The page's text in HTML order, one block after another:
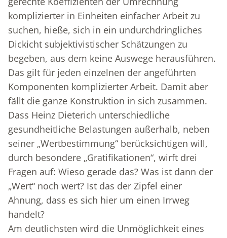
komplizierter in Einheiten einfacher Arbeit zu
suchen, hieße, sich in ein undurchdringliches
Dickicht subjektivistischer Schätzungen zu
begeben, aus dem keine Auswege herausführen.
Das gilt für jeden einzelnen der angeführten
Komponenten komplizierter Arbeit. Damit aber
fällt die ganze Konstruktion in sich zusammen.
Dass Heinz Dieterich unterschiedliche
gesundheitliche Belastungen außerhalb, neben
seiner „Wertbestimmung“ berücksichtigen will,
durch besondere „Gratifikationen“, wirft drei
Fragen auf: Wieso gerade das? Was ist dann der
„Wert“ noch wert? Ist das der Zipfel einer
Ahnung, dass es sich hier um einen Irrweg
handelt?
Am deutlichsten wird die Unmöglichkeit eines